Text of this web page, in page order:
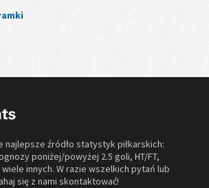
źródło statystyk piłkarskich:
poniżej/powyżej 2.5 goli, HT/FT,
innych. W razie wszelkich pytań lub
się z nami skontaktować!